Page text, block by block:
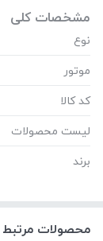
مشخصات کلی
نوع
موتور
کد کالا
لیست محصولات
برند
محصولات مرتبط